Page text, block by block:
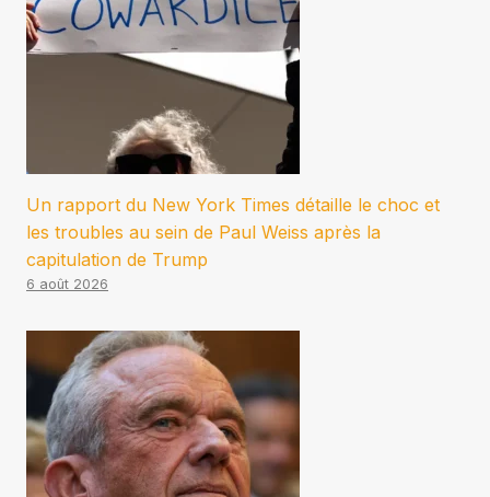
Un rapport du New York Times détaille le choc et
les troubles au sein de Paul Weiss après la
capitulation de Trump
6 août 2026